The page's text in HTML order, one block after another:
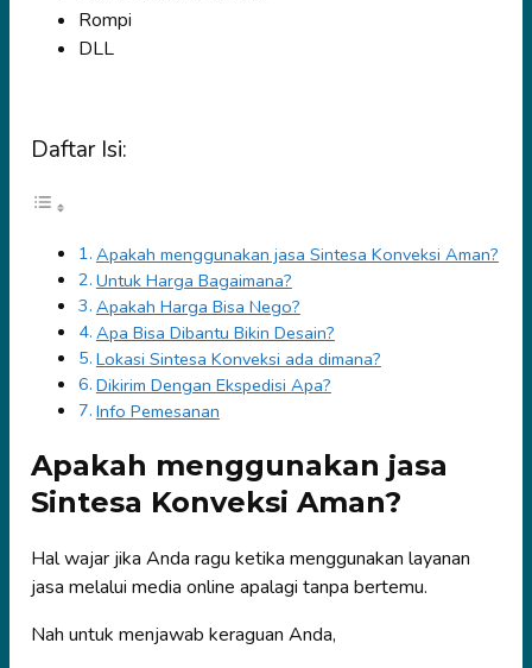
Rompi
DLL
Daftar Isi:
Apakah menggunakan jasa Sintesa Konveksi Aman?
Untuk Harga Bagaimana?
Apakah Harga Bisa Nego?
Apa Bisa Dibantu Bikin Desain?
Lokasi Sintesa Konveksi ada dimana?
Dikirim Dengan Ekspedisi Apa?
Info Pemesanan
Apakah menggunakan jasa
Sintesa Konveksi Aman?
Hal wajar jika Anda ragu ketika menggunakan layanan
jasa melalui media online apalagi tanpa bertemu.
Nah untuk menjawab keraguan Anda,